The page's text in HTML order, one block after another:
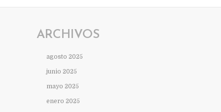
ARCHIVOS
agosto 2025
junio 2025
mayo 2025
enero 2025